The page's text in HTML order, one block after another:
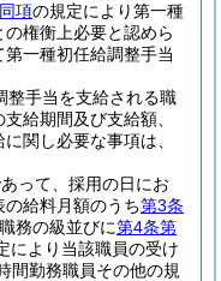
同項の規定により第一種
権衡上必要と認めら
一種初任給調整手当
整手当を支給される職
給期間及び支給額、
関し必要な事項は、
って、採用の日にお
給料月額のうち第3条
務の級並びに第4条第
により当該職員の受け
間勤務職員その他の規